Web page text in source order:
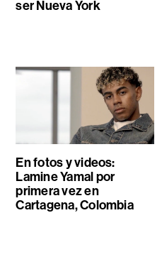
ser Nueva York
En fotos y videos:
Lamine Yamal por
primera vez en
Cartagena, Colombia